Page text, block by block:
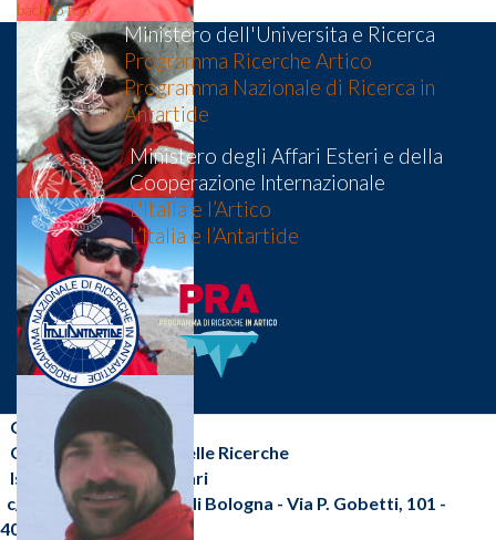
back to top
Ministero dell'Universita e Ricerca
Programma Ricerche Artico
Programma Nazionale di Ricerca in
Antartide
Ministero degli Affari Esteri e della
Cooperazione Internazionale
L'Italia e l’Artico
L’Italia e l’Antartide
CNR-ISP
Consiglio Nazionale delle Ricerche
Istituto di Scienze Polari
c/o Area della Ricerca di Bologna - Via P. Gobetti, 101 -
40129 Bologna (BO)